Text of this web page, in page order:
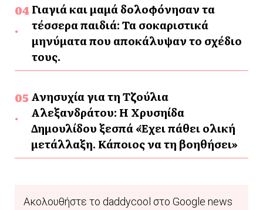
Γιαγιά και μαμά δολοφόνησαν τα
τέσσερα παιδιά: Τα σοκαριστικά
μηνύματα που αποκάλυψαν το σχέδιο
τους.
Ανησυχία για τη Τζούλια
Αλεξανδράτου: Η Χρυσηίδα
Δημουλίδου ξεσπά «Έχει πάθει ολική
μετάλλαξη. Κάποιος να τη βοηθήσει»
Ακολουθήστε το daddycool στο Google news